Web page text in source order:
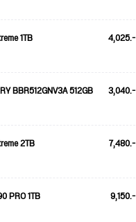
1TB 4,025.-
BBR512GNV3A 512GB 3,040.-
2TB 7,480.-
PRO 1TB 9,150.-